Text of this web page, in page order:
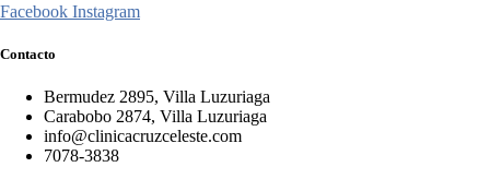
Facebook Instagram
Contacto
Bermudez 2895, Villa Luzuriaga
Carabobo 2874, Villa Luzuriaga
info@clinicacruzceleste.com
7078-3838